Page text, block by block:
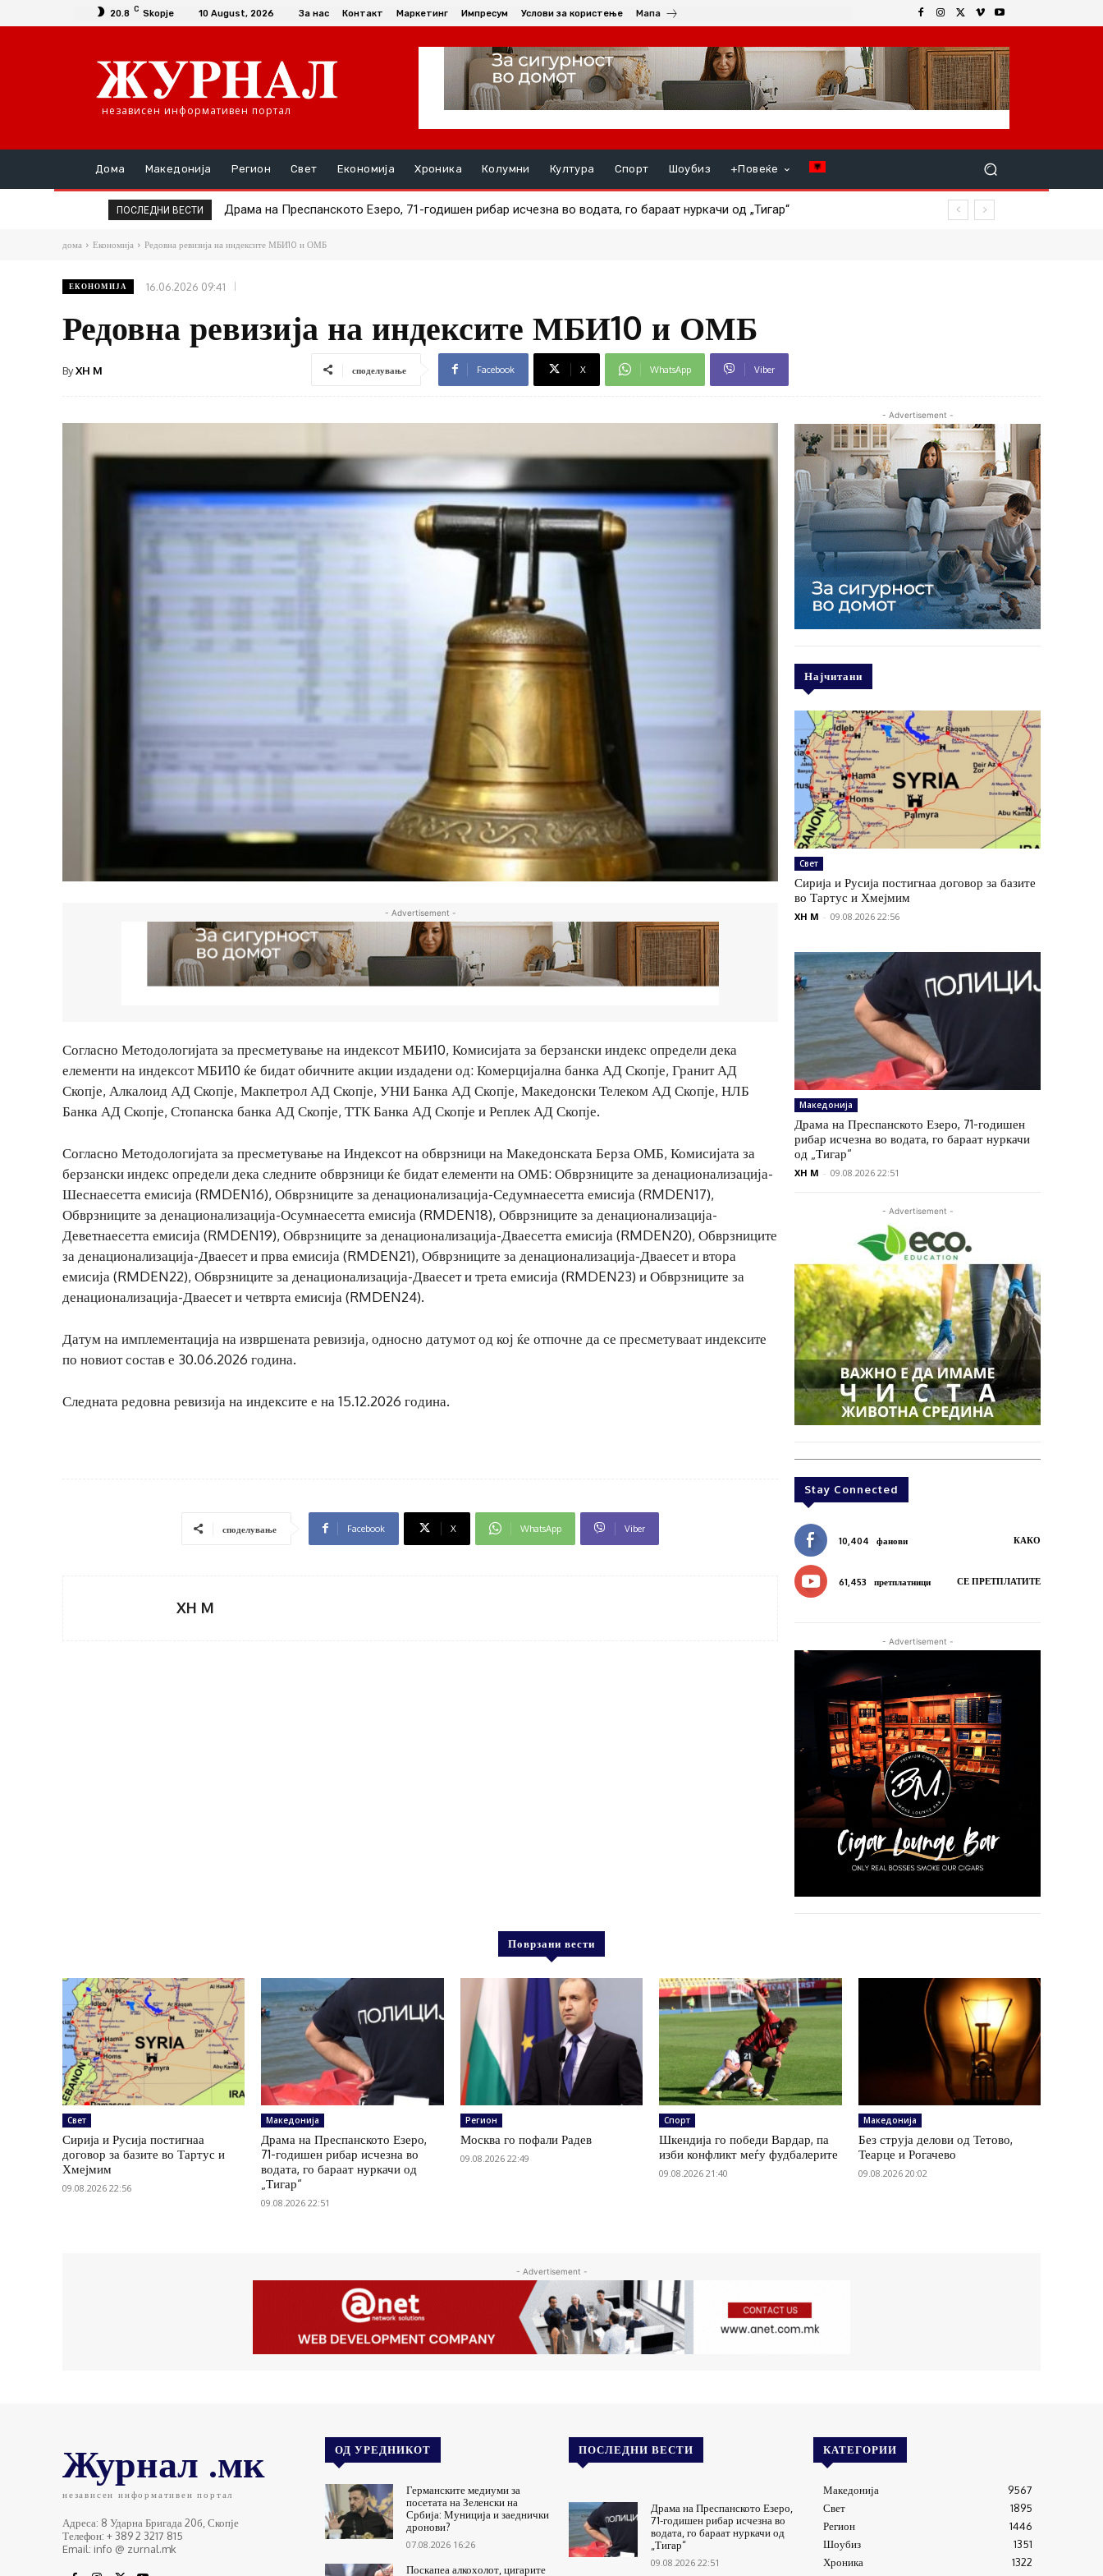
20.8 C Skopje 10 August, 2026 За нас Контакт Маркетинг Импресум Услови за користење Мапа
независен информативен портал
Дома Македонија Регион Свет Економија Хроника Колумни Култура Спорт Шоубиз +Повеќе
ПОСЛЕДНИ ВЕСТИ Драма на Преспанското Езеро, 71-годишен рибар исчезна во водата, го бараат нуркачи од „Тигар“
Москва го пофали Радев
дома Економија Редовна ревизија на индексите МБИ10 и ОМБ
ЕКОНОМИЈА 16.06.2026 09:41
Редовна ревизија на индексите МБИ10 и ОМБ
ByXH M споделување Facebook X WhatsApp Viber
- Advertisement -
Согласно Методологијата за пресметување на индексот МБИ10, Комисијата за берзански индекс определи дека
елементи на индексот МБИ10 ќе бидат обичните акции издадени од: Комерцијална банка АД Скопје, Гранит АД
Скопје, Алкалоид АД Скопје, Макпетрол АД Скопје, УНИ Банка АД Скопје, Македонски Телеком АД Скопје, НЛБ
Банка АД Скопје, Стопанска банка АД Скопје, ТТК Банка АД Скопје и Реплек АД Скопје.
Согласно Методологијата за пресметување на Индексот на обврзници на Македонската Берза ОМБ, Комисијата за
берзански индекс определи дека следните обврзници ќе бидат елементи на ОМБ: Обврзниците за денационализација-
Шеснаесетта емисија (RMDEN16), Обврзниците за денационализација-Седумнаесетта емисија (RMDEN17),
Обврзниците за денационализација-Осумнаесетта емисија (RMDEN18), Обврзниците за денационализација-
Деветнаесетта емисија (RMDEN19), Обврзниците за денационализација-Дваесетта емисија (RMDEN20), Обврзниците
за денационализација-Дваесет и прва емисија (RMDEN21), Обврзниците за денационализација-Дваесет и втора
емисија (RMDEN22), Обврзниците за денационализација-Дваесет и трета емисија (RMDEN23) и Обврзниците за
денационализација-Дваесет и четврта емисија (RMDEN24).
Датум на имплементација на извршената ревизија, односно датумот од кој ќе отпочне да се пресметуваат индексите
по новиот состав е 30.06.2026 година.
Следната редовна ревизија на индексите е на 15.12.2026 година.
споделување Facebook X WhatsApp Viber
XH M
- Advertisement -
Најчитани
Свет
Сирија и Русија постигнаа договор за базите
во Тартус и Хмејмим
XH M - 09.08.2026 22:56
Македонија
Драма на Преспанското Езеро, 71-годишен
рибар исчезна во водата, го бараат нуркачи
од „Тигар“
XH M - 09.08.2026 22:51
- Advertisement -
Stay Connected
10,404 фанови КАКО
61,453 претплатници СЕ ПРЕТПЛАТИТЕ
- Advertisement -
Поврзани вести
Свет
Сирија и Русија постигнаа
договор за базите во Тартус и
Хмејмим
09.08.2026 22:56
Македонија
Драма на Преспанското Езеро,
71-годишен рибар исчезна во
водата, го бараат нуркачи од
„Тигар“
09.08.2026 22:51
Регион
Москва го пофали Радев
09.08.2026 22:49
Спорт
Шкендија го победи Вардар, па
изби конфликт меѓу фудбалерите
09.08.2026 21:40
Македонија
Без струја делови од Тетово,
Теарце и Рогачево
09.08.2026 20:02
- Advertisement -
Журнал .мк
независен информативен портал
Адреса: 8 Ударна Бригада 20б, Скопје
Телефон: + 389 2 3217 815
Email: info @ zurnal.mk
ОД УРЕДНИКОТ
Германските медиуми за
посетата на Зеленски на
Србија: Муниција и заеднички
дронови?
07.08.2026 16:26
Поскапеа алкохолот, цигарите
ПОСЛЕДНИ ВЕСТИ
Драма на Преспанското Езеро,
71-годишен рибар исчезна во
водата, го бараат нуркачи од
„Тигар“
09.08.2026 22:51
КАТЕГОРИИ
Македонија
9567
Свет
1895
Регион
1446
Шоубиз
1351
Хроника
1322